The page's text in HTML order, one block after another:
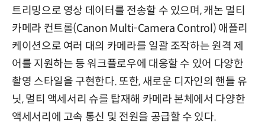
트리밍으로 영상 데이터를 전송할 수 있으며, 캐논 멀티
카메라 컨트롤(Canon Multi-Camera Control) 애플리
케이션으로 여러 대의 카메라를 일괄 조작하는 원격 제
어를 지원하는 등 워크플로우에 대응할 수 있어 다양한
촬영 스타일을 구현한다. 또한, 새로운 디자인의 핸들 유
닛, 멀티 액세서리 슈를 탑재해 카메라 본체에서 다양한
액세서리에 고속 통신 및 전원을 공급할 수 있다.